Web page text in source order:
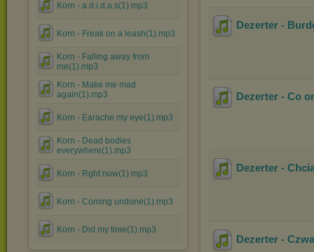
Korn - a.d.i.d.a.s(1).mp3
Korn - Freak on a leash(1).mp3
Korn - Falling away from
me(1).mp3
Korn - Make me mad
again(1).mp3
Korn - Earache my eye(1).mp3
Korn - Dead bodies
everywhere(1).mp3
Korn - Rght now(1).mp3
Korn - Coming undone(1).mp3
Korn - Did my time(1).mp3
Dezerter -
Dezerter - Co
Dezerter -
Dezerter -